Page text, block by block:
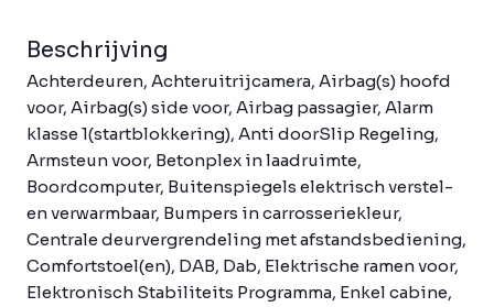
Beschrijving
Achterdeuren, Achteruitrijcamera, Airbag(s) hoofd
voor, Airbag(s) side voor, Airbag passagier, Alarm
klasse 1(startblokkering), Anti doorSlip Regeling,
Armsteun voor, Betonplex in laadruimte,
Boordcomputer, Buitenspiegels elektrisch verstel-
en verwarmbaar, Bumpers in carrosseriekleur,
Centrale deurvergrendeling met afstandsbediening,
Comfortstoel(en), DAB, Dab, Elektrische ramen voor,
Elektronisch Stabiliteits Programma, Enkel cabine,